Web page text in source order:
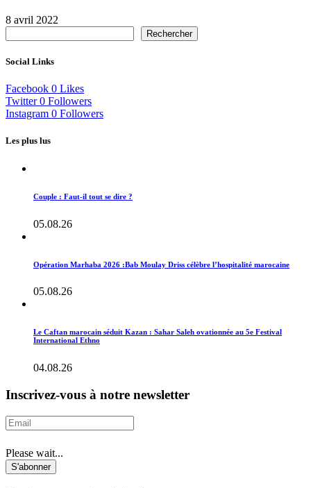
8 avril 2022
Rechercher
Social Links
Facebook 0 Likes
Twitter 0 Followers
Instagram 0 Followers
Les plus lus
Couple : Faut-il tout se dire ?
05.08.26
Opération Marhaba 2026 :Bab Moulay Driss célèbre l’hospitalité marocaine
05.08.26
Le Caftan marocain séduit Kazan : Sahar Saleh ovationnée au 5e Festival
International Ethno
04.08.26
Inscrivez-vous à notre newsletter
Please wait...
S'abonner